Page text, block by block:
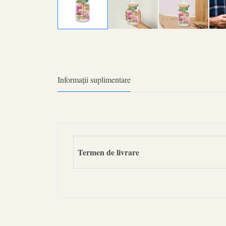
Informații suplimentare
Termen de livrare